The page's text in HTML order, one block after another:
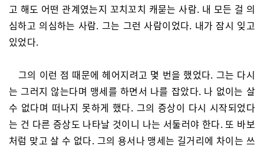
고 해도 어떤 관계였는지 꼬치꼬치 캐묻는 사람. 내 모든 걸 의
심하고 의심하는 사람. 그는 그런 사람이었다. 내가 잠시 잊고
있었다.
그의 이런 점 때문에 헤어지려고 몇 번을 했었다. 그는 다시
는 그러지 않는다며 맹세를 하면서 나를 잡았다. 나 없이는 살
수 없다며 떠나지 못하게 했다. 그의 증상이 다시 시작되었다
는 건 다른 증상도 나타날 것이니 나는 서둘러야 한다. 또 바보
처럼 맞고 살 수 없다. 그의 용서나 맹세는 길거리에 차이는 쓰